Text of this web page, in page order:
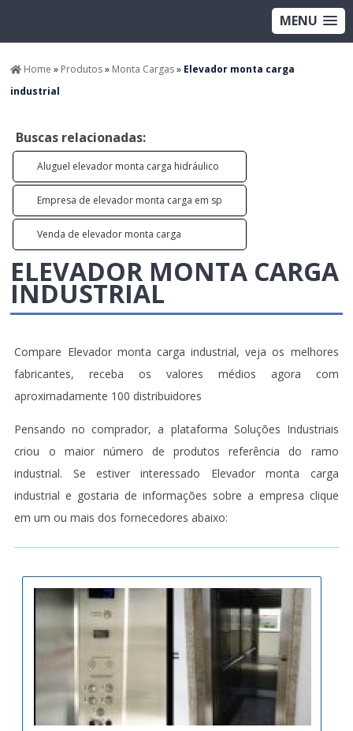
MENU
Home » Produtos» Monta Cargas» Elevador monta carga
industrial
Buscas relacionadas:
Aluguel elevador monta carga hidráulico
Empresa de elevador monta carga em sp
Venda de elevador monta carga
ELEVADOR MONTA CARGA
INDUSTRIAL
Compare Elevador monta carga industrial, veja os melhores
fabricantes, receba os valores médios agora com
aproximadamente 100 distribuidores
Pensando no comprador, a plataforma Soluções Industriais
criou o maior número de produtos referência do ramo
industrial. Se estiver interessado Elevador monta carga
industrial e gostaria de informações sobre a empresa clique
em um ou mais dos fornecedores abaixo: